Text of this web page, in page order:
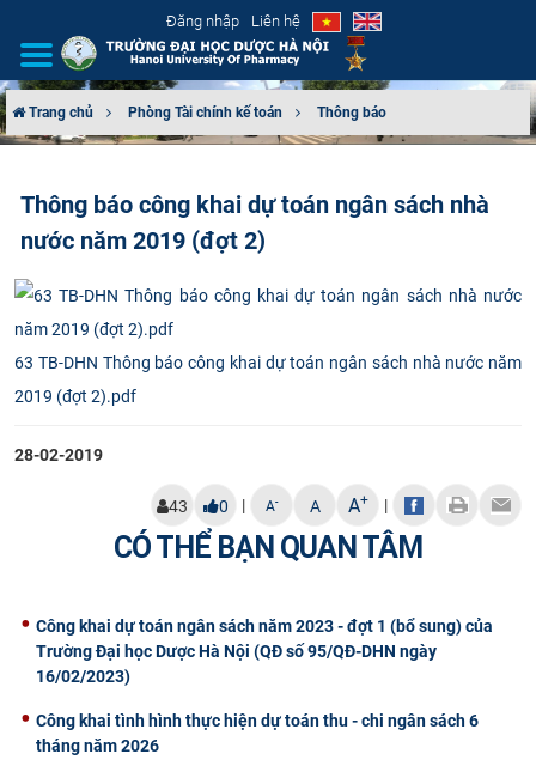
Đăng nhập Liên hệ
CƠ CẤU TỔ CHỨC
TUYỂN SINH
ĐÀO TẠO
ĐẢM BẢO CHẤT LƯỢNG
KHOA HỌC CÔNG NGHỆ
Trang chủ Phòng Tài chính kế toán Thông báo
Thông báo công khai dự toán ngân sách nhà
nước năm 2019 (đợt 2)
63 TB-DHN Thông báo công khai dự toán ngân sách nhà nước năm
2019 (đợt 2).pdf
28-02-2019
43 0 | A- A A+ |
CÓ THỂ BẠN QUAN TÂM
Công khai dự toán ngân sách năm 2023 - đợt 1 (bổ sung) của
Trường Đại học Dược Hà Nội (QĐ số 95/QĐ-DHN ngày
16/02/2023)
Công khai tình hình thực hiện dự toán thu - chi ngân sách 6
tháng năm 2026